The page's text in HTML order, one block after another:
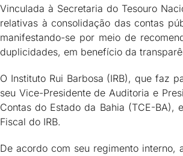
Vinculada à Secretaria do Tesouro
relativas à consolidação das contas
manifestando-se por meio de
duplicidades, em benefício da
O Instituto Rui Barbosa (IRB), que faz
seu Vice-Presidente de Auditoria e
Contas do Estado da Bahia (TCE-BA),
Fiscal do IRB.
De acordo com seu regimento interno,